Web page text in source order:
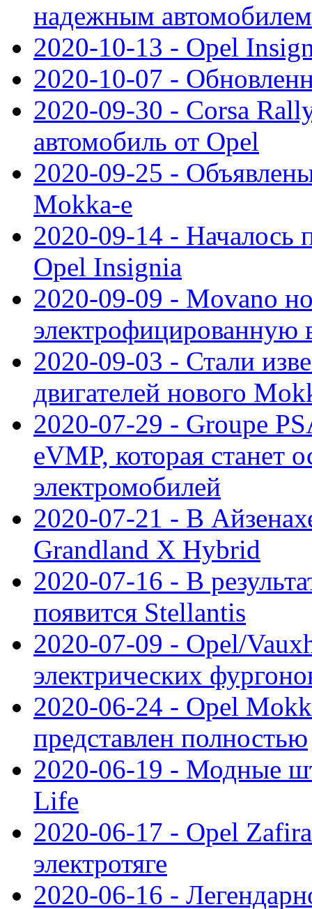
надежным автомобилем
2020-10-13 - Opel
2020-10-07 -
2020-09-30 - Corsa
автомобиль от Opel
2020-09-25 -
Mokka-e
2020-09-14 - Началось
Opel Insignia
2020-09-09 - Movano
электрофицированную
2020-09-03 - Стали
двигателей нового
2020-07-29 - Groupe
eVMP, которая станет
электромобилей
2020-07-21 - В
Grandland X Hybrid
2020-07-16 - В
появится Stellantis
2020-07-09 - Opel/
электрических
2020-06-24 - Opel
представлен полностью
2020-06-19 - Модные
Life
2020-06-17 - Opel
электротяге
2020-06-16 -